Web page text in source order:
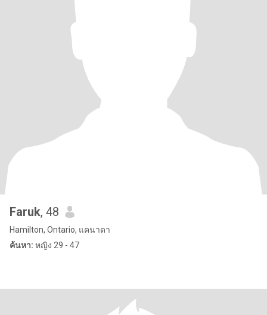
Faruk, 48
Hamilton, Ontario, แคนาดา
ค้นหา: หญิง 29 - 47